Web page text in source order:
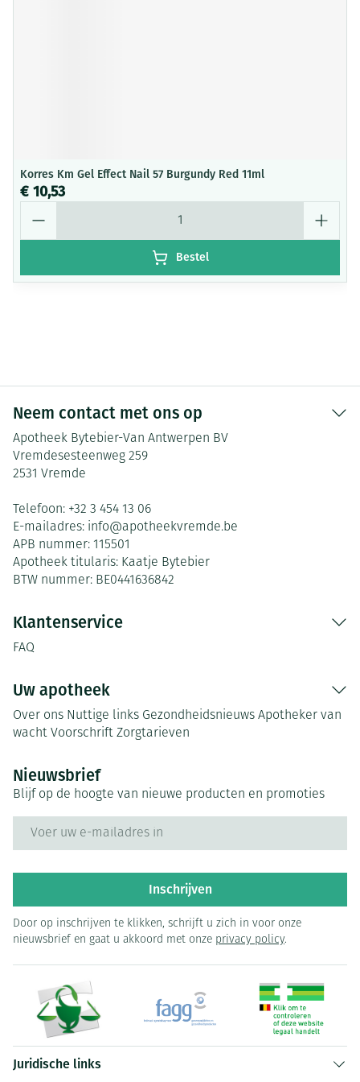
Korres Km Gel Effect Nail 57 Burgundy Red 11ml
€ 10,53
Bestel
Neem contact met ons op
Apotheek Bytebier-Van Antwerpen BV
Vremdesesteenweg 259
2531 Vremde
Telefoon: +32 3 454 13 06
E-mailadres: info@apotheekvremde.be
APB nummer: 115501
Apotheek titularis: Kaatje Bytebier
BTW nummer: BE0441636842
Klantenservice
FAQ
Uw apotheek
Over ons Nuttige links Gezondheidsnieuws Apotheker van
wacht Voorschrift Zorgtarieven
Nieuwsbrief
Blijf op de hoogte van nieuwe producten en promoties
Inschrijven
Door op inschrijven te klikken, schrijft u zich in voor onze
nieuwsbrief en gaat u akkoord met onze privacy policy.
Juridische links